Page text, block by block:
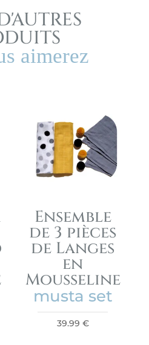
aimerez
Ensemble
de 3 pièces
de Langes
en
Mousseline
musta set
39.99 €